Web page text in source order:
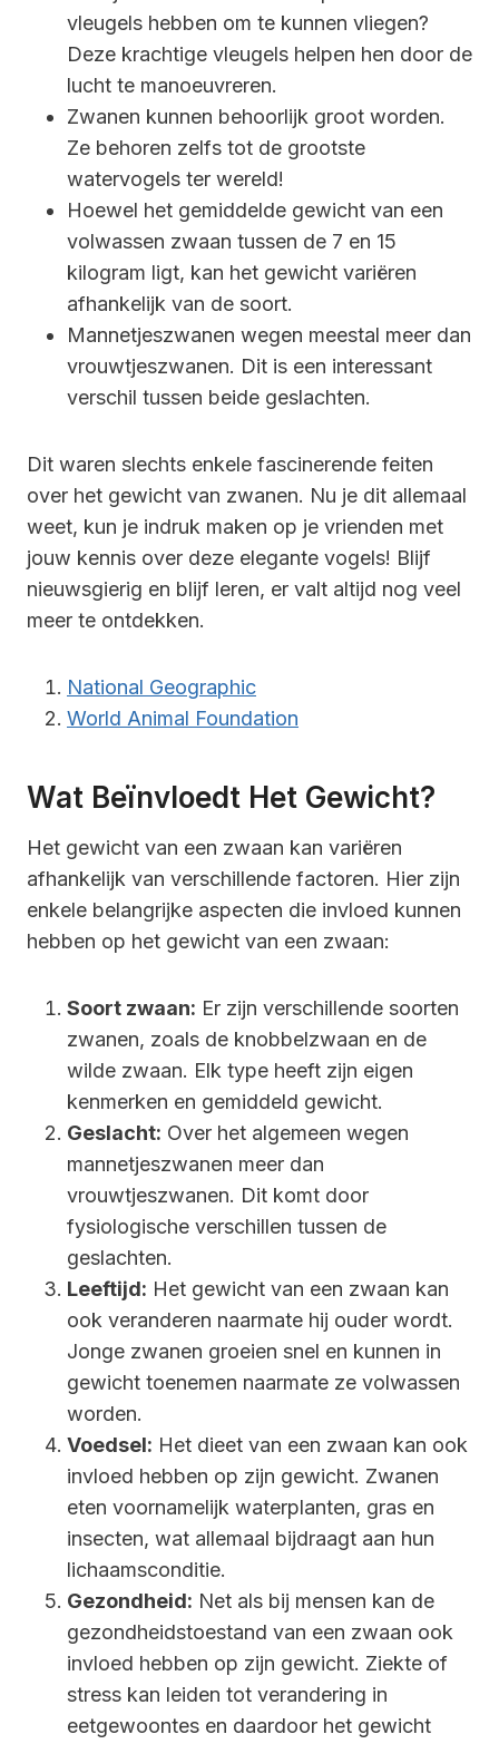
vleugels hebben om te kunnen vliegen?
Deze krachtige vleugels helpen hen door de
lucht te manoeuvreren.
Zwanen kunnen behoorlijk groot worden.
Ze behoren zelfs tot de grootste
watervogels ter wereld!
Hoewel het gemiddelde gewicht van een
volwassen zwaan tussen de 7 en 15
kilogram ligt, kan het gewicht variëren
afhankelijk van de soort.
Mannetjeszwanen wegen meestal meer dan
vrouwtjeszwanen. Dit is een interessant
verschil tussen beide geslachten.
Dit waren slechts enkele fascinerende feiten
over het gewicht van zwanen. Nu je dit allemaal
weet, kun je indruk maken op je vrienden met
jouw kennis over deze elegante vogels! Blijf
nieuwsgierig en blijf leren, er valt altijd nog veel
meer te ontdekken.
National Geographic
World Animal Foundation
Wat Beïnvloedt Het Gewicht?
Het gewicht van een zwaan kan variëren
afhankelijk van verschillende factoren. Hier zijn
enkele belangrijke aspecten die invloed kunnen
hebben op het gewicht van een zwaan:
Soort zwaan: Er zijn verschillende soorten
zwanen, zoals de knobbelzwaan en de
wilde zwaan. Elk type heeft zijn eigen
kenmerken en gemiddeld gewicht.
Geslacht: Over het algemeen wegen
mannetjeszwanen meer dan
vrouwtjeszwanen. Dit komt door
fysiologische verschillen tussen de
geslachten.
Leeftijd: Het gewicht van een zwaan kan
ook veranderen naarmate hij ouder wordt.
Jonge zwanen groeien snel en kunnen in
gewicht toenemen naarmate ze volwassen
worden.
Voedsel: Het dieet van een zwaan kan ook
invloed hebben op zijn gewicht. Zwanen
eten voornamelijk waterplanten, gras en
insecten, wat allemaal bijdraagt aan hun
lichaamsconditie.
Gezondheid: Net als bij mensen kan de
gezondheidstoestand van een zwaan ook
invloed hebben op zijn gewicht. Ziekte of
stress kan leiden tot verandering in
eetgewoontes en daardoor het gewicht